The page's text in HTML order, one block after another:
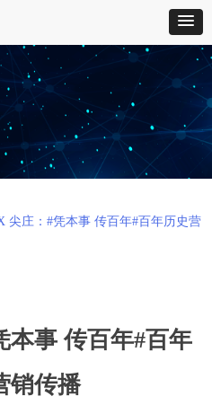
本事 传百年#百年
销传播
尖庄：#凭本事 传百年#百年历史营